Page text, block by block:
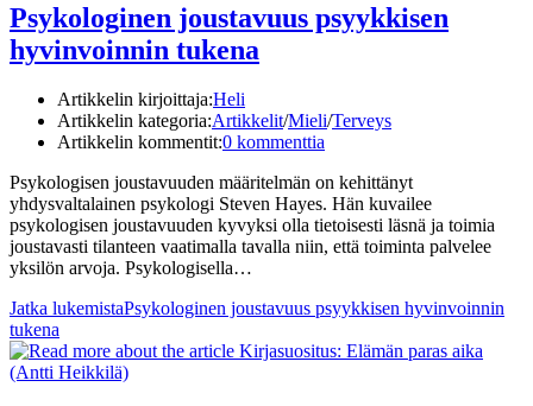
Psykologinen joustavuus psyykkisen
hyvinvoinnin tukena
Artikkelin kirjoittaja:Heli
Artikkelin kategoria:Artikkelit/Mieli/Terveys
Artikkelin kommentit:0 kommenttia
Psykologisen joustavuuden määritelmän on kehittänyt
yhdysvaltalainen psykologi Steven Hayes. Hän kuvailee
psykologisen joustavuuden kyvyksi olla tietoisesti läsnä ja toimia
joustavasti tilanteen vaatimalla tavalla niin, että toiminta palvelee
yksilön arvoja. Psykologisella…
Jatka lukemistaPsykologinen joustavuus psyykkisen hyvinvoinnin
tukena